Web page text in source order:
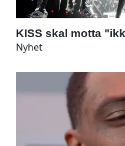
KISS skal motta
Nyhet